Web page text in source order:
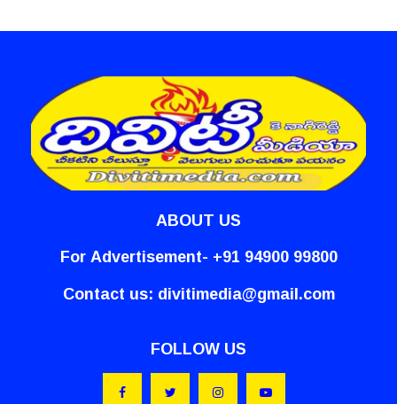
ABOUT US
For Advertisement- +91 94900 99800
Contact us: divitimedia@gmail.com
FOLLOW US